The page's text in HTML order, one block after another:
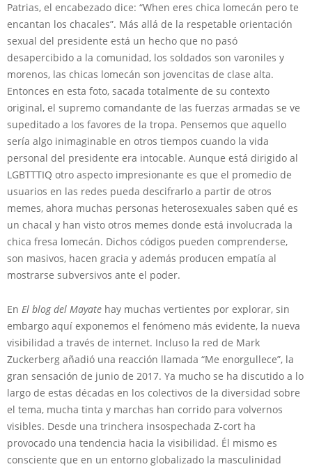
Patrias, el encabezado dice: “When eres chica lomecán pero te
encantan los chacales”. Más allá de la respetable orientación
sexual del presidente está un hecho que no pasó
desapercibido a la comunidad, los soldados son varoniles y
morenos, las chicas lomecán son jovencitas de clase alta.
Entonces en esta foto, sacada totalmente de su contexto
original, el supremo comandante de las fuerzas armadas se ve
supeditado a los favores de la tropa. Pensemos que aquello
sería algo inimaginable en otros tiempos cuando la vida
personal del presidente era intocable. Aunque está dirigido al
LGBTTTIQ otro aspecto impresionante es que el promedio de
usuarios en las redes pueda descifrarlo a partir de otros
memes, ahora muchas personas heterosexuales saben qué es
un chacal y han visto otros memes donde está involucrada la
chica fresa lomecán. Dichos códigos pueden comprenderse,
son masivos, hacen gracia y además producen empatía al
mostrarse subversivos ante el poder.
En El blog del Mayate hay muchas vertientes por explorar, sin
embargo aquí exponemos el fenómeno más evidente, la nueva
visibilidad a través de internet. Incluso la red de Mark
Zuckerberg añadió una reacción llamada “Me enorgullece”, la
gran sensación de junio de 2017. Ya mucho se ha discutido a lo
largo de estas décadas en los colectivos de la diversidad sobre
el tema, mucha tinta y marchas han corrido para volvernos
visibles. Desde una trinchera insospechada Z-cort ha
provocado una tendencia hacia la visibilidad. Él mismo es
consciente que en un entorno globalizado la masculinidad